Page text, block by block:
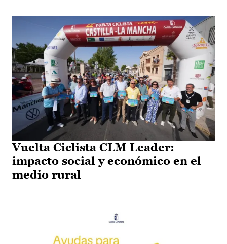
Vuelta Ciclista CLM Leader:
impacto social y económico en el
medio rural